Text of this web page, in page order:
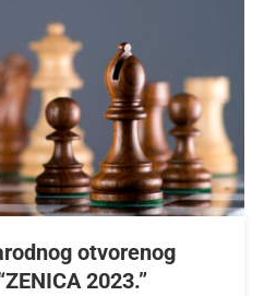
otvorenog
2023.”